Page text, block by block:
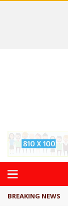
BREAKING NEWS